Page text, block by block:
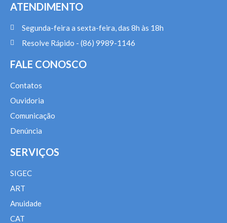
ATENDIMENTO
Segunda-feira a sexta-feira, das 8h às 18h
Resolve Rápido - (86) 9989-1146
FALE CONOSCO
Contatos
Ouvidoria
Comunicação
Denúncia
SERVIÇOS
SIGEC
ART
Anuidade
CAT